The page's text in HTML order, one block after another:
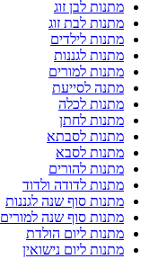
מתנות לבן זוג
מתנות לבת זוג
מתנות לילדים
מתנות לגננות
מתנות למורים
מתנה לסייעת
מתנות לכלה
מתנות לחתן
מתנות לסבתא
מתנות לסבא
מתנות להורים
מתנות לדודה ולדוד
מתנות סוף שנה לגננות
מתנות סוף שנה למורים
מתנות ליום הולדת
מתנות ליום נישואין